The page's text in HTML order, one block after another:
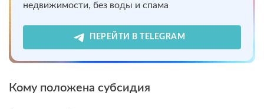
недвижимости, без воды и спама
ПЕРЕЙТИ В TELEGRAM
Кому положена субсидия